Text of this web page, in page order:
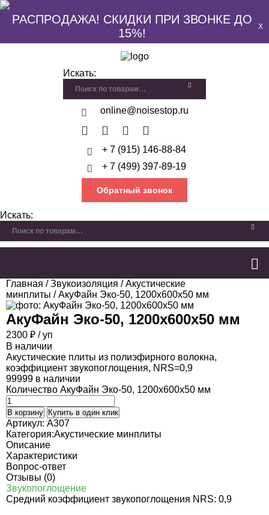
РАСПРОДАЖА! СКИДКИ ПРИ ЗВОНКЕ ДО
15%!
X
Искать:
online@noisestop.ru
+ 7 (915) 146-88-84
+ 7 (499) 397-89-19
Обратный звонок
Искать:
Главная /Звукоизоляция /Акустические
минплиты / АкуФайн Эко-50, 1200х600х50 мм
АкуФайн Эко-50, 1200х600х50 мм
2300 ₽ / уп
В наличии
Акустические плиты из полиэфирного волокна,
коэффициент звукопоглощения, NRS=0,9
99999 в наличии
Количество АкуФайн Эко-50, 1200х600х50 мм
В корзину Купить в один клик
Артикул: A307
Категория:Акустические минплиты
Описание
Характеристики
Вопрос-ответ
Отзывы (0)
Звукопоглощение
Средний коэффициент звукопоглощения NRS: 0,9